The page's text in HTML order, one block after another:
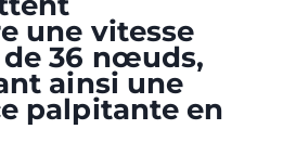
une vitesse
36 nœuds,
ainsi une
palpitante en